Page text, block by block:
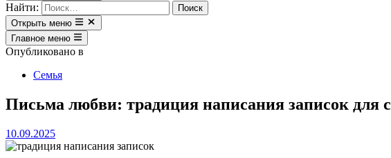
Найти:
Открыть меню
Главное меню
Опубликовано в
Семья
Письма любви: традиция написания записок для
10.09.2025